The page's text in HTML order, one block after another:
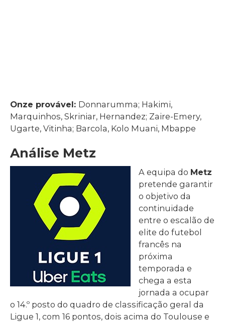
Onze provável: Donnarumma; Hakimi,
Marquinhos, Skriniar, Hernandez; Zaire-Emery,
Ugarte, Vitinha; Barcola, Kolo Muani, Mbappe
Análise Metz
A equipa do Metz
pretende garantir
o objetivo da
continuidade
entre o escalão de
elite do futebol
francês na
próxima
temporada e
chega a esta
jornada a ocupar
o 14.º posto do quadro de classificação geral da
Ligue 1, com 16 pontos, dois acima do Toulouse e